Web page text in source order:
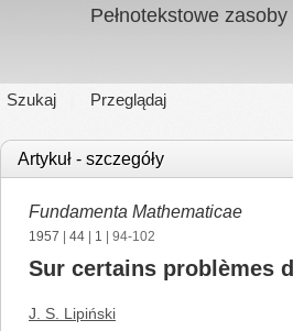
Pełnotekstowe
Szukaj Przeglądaj
Artykuł - szczegóły
Fundamenta Mathematicae
1957 44 1 | 94-102
Sur certains problèmes
J. S. Lipiński